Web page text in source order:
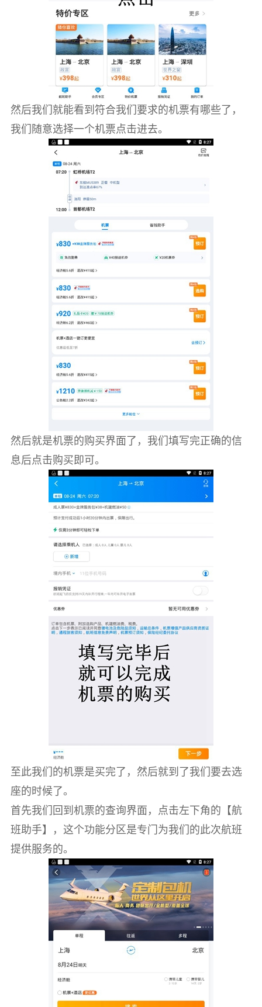
然后我们就能看到符合我们要求的机票有哪些了，
我们随意选择一个机票点击进去。
然后就是机票的购买界面了，我们填写完正确的信
息后点击购买即可。
至此我们的机票是买完了，然后就到了我们要去选
座的时候了。
首先我们回到机票的查询界面，点击左下角的【航
班助手】，这个功能分区是专门为我们的此次航班
提供服务的。